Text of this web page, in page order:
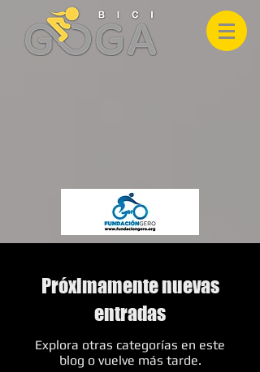
Próximamente nuevas
entradas
Explora otras categorías en este
blog o vuelve más tarde.